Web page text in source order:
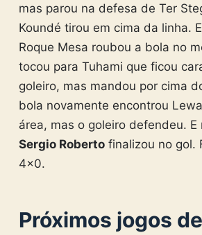
mas parou na defesa de Ter
Koundé tirou em cima da linha.
Roque Mesa roubou a bola no
tocou para Tuhami que ficou
goleiro, mas mandou por cima
bola novamente encontrou
área, mas o goleiro defendeu. E
Sergio Robertofinalizou no gol.
4×0.
Próximos jogos de